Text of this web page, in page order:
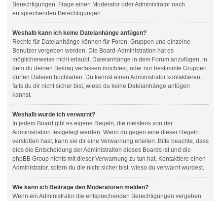
Berechtigungen. Frage einen Moderator oder Administrator nach
entsprechenden Berechtigungen.
Weshalb kann ich keine Dateianhänge anfügen?
Rechte für Dateianhänge können für Foren, Gruppen und einzelne
Benutzer vergeben werden. Die Board-Administration hat es
möglicherweise nicht erlaubt, Dateianhänge in dem Forum anzufügen, in
dem du deinen Beitrag verfassen möchtest, oder nur bestimmte Gruppen
dürfen Dateien hochladen. Du kannst einen Administrator kontaktieren,
falls du dir nicht sicher bist, wieso du keine Dateianhänge anfügen
kannst.
Weshalb wurde ich verwarnt?
In jedem Board gibt es eigene Regeln, die meistens von der
Administration festgelegt werden. Wenn du gegen eine dieser Regeln
verstoßen hast, kann sie dir eine Verwarnung erteilen. Bitte beachte, dass
dies die Entscheidung der Administration dieses Boards ist und die
phpBB Group nichts mit dieser Verwarnung zu tun hat. Kontaktiere einen
Administrator, sofern du die nicht sicher bist, wieso du verwarnt wurdest.
Wie kann ich Beiträge den Moderatoren melden?
Wenn ein Administrator die entsprechenden Berechtigungen vergeben